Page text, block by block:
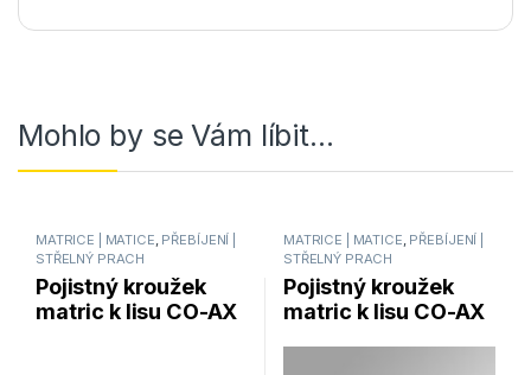
Mohlo by se Vám líbit…
MATRICE | MATICE, PŘEBÍJENÍ |
STŘELNÝ PRACH
Pojistný kroužek
matric k lisu CO-AX
MATRICE | MATICE, PŘEBÍJENÍ |
STŘELNÝ PRACH
Pojistný kroužek
matric k lisu CO-AX